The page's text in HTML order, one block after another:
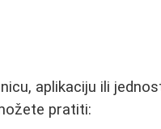
aplikaciju ili
pratiti: